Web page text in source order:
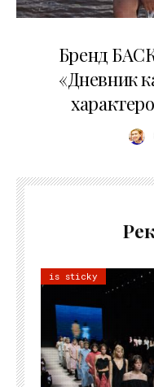
Бренд
«Дневник
is sticky